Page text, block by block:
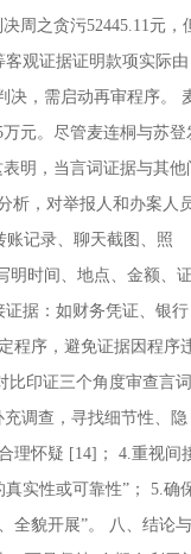
周之贪污52445.11元，
客观证据证明款项实际由
决，需启动再审程序。
元。尽管麦连桐与苏登
明，当言词证据与其他
析，对举报人和办案人
账记录、聊天截图、照
明时间、地点、金额、证
据：如财务凭证、银行
程序，避免证据因程序
印证三个角度审查言词
调查，寻找细节性、隐
理怀疑 [14]； 4.重视间
实性或可靠性”； 5.确
全貌开展”。 八、结论与